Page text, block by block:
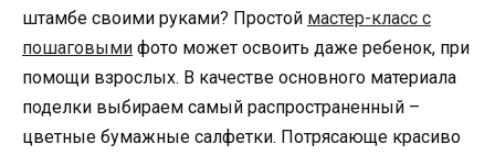
штамбе своими руками? Простой мастер-класс с
пошаговыми фото может освоить даже ребенок, при
помощи взрослых. В качестве основного материала
поделки выбираем самый распространенный –
цветные бумажные салфетки. Потрясающе красиво